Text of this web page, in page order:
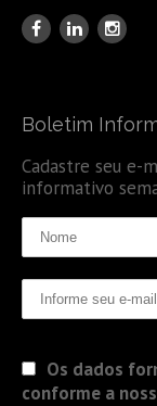
Boletim
Cadastre seu e-
informativo
Os dados
conforme a